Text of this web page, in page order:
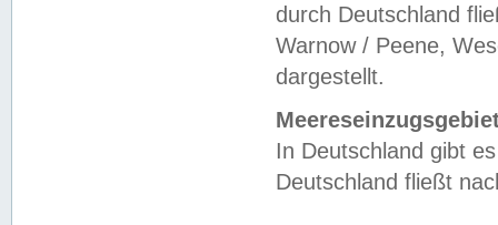
durch Deutschland
Warnow / Peene,
dargestellt.
In Deutschland gibt
Deutschland fließt